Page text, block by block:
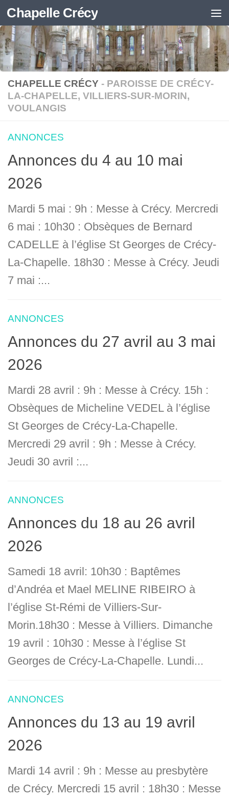
Skip to content
Chapelle Crécy
CHAPELLE CRÉCY - PAROISSE DE CRÉCY-
LA-CHAPELLE, VILLIERS-SUR-MORIN,
VOULANGIS
ANNONCES
Annonces du 4 au 10 mai
2026
Mardi 5 mai : 9h : Messe à Crécy. Mercredi
6 mai : 10h30 : Obsèques de Bernard
CADELLE à l’église St Georges de Crécy-
La-Chapelle. 18h30 : Messe à Crécy. Jeudi
7 mai :...
ANNONCES
Annonces du 27 avril au 3 mai
2026
Mardi 28 avril : 9h : Messe à Crécy. 15h :
Obsèques de Micheline VEDEL à l’église
St Georges de Crécy-La-Chapelle.
Mercredi 29 avril : 9h : Messe à Crécy.
Jeudi 30 avril :...
ANNONCES
Annonces du 18 au 26 avril
2026
Samedi 18 avril: 10h30 : Baptêmes
d’Andréa et Mael MELINE RIBEIRO à
l’église St-Rémi de Villiers-Sur-
Morin.18h30 : Messe à Villiers. Dimanche
19 avril : 10h30 : Messe à l’église St
Georges de Crécy-La-Chapelle. Lundi...
ANNONCES
Annonces du 13 au 19 avril
2026
Mardi 14 avril : 9h : Messe au presbytère
de Crécy. Mercredi 15 avril : 18h30 : Messe